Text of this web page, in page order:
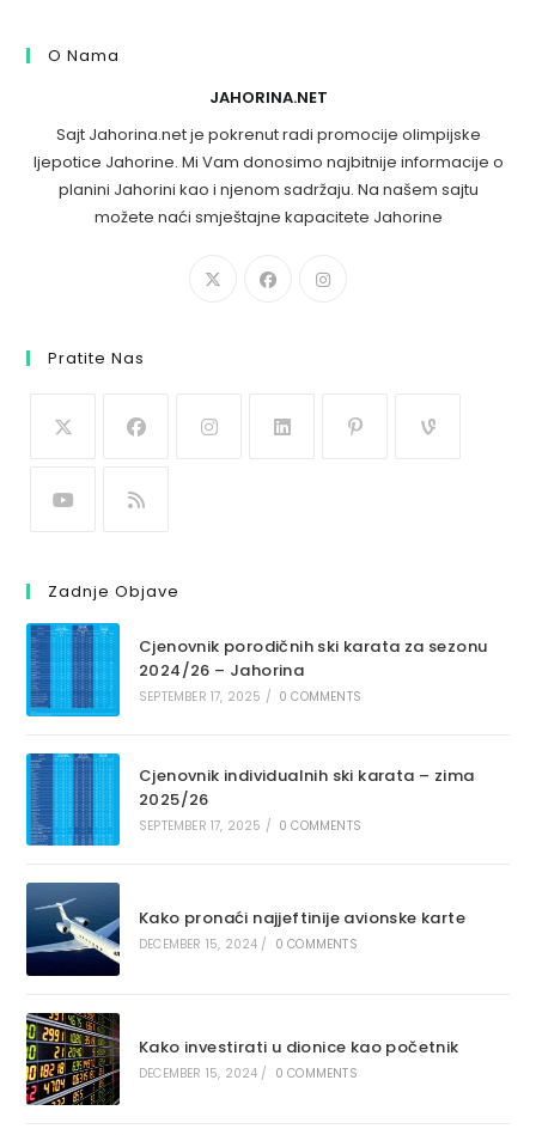
O Nama
JAHORINA.NET
Sajt Jahorina.net je pokrenut radi promocije olimpijske
ljepotice Jahorine. Mi Vam donosimo najbitnije informacije o
planini Jahorini kao i njenom sadržaju. Na našem sajtu
možete naći smještajne kapacitete Jahorine
Pratite Nas
Zadnje Objave
Cjenovnik porodičnih ski karata za sezonu
2024/26 – Jahorina
SEPTEMBER 17, 2025 / 0 COMMENTS
Cjenovnik individualnih ski karata – zima
2025/26
SEPTEMBER 17, 2025 / 0 COMMENTS
Kako pronaći najjeftinije avionske karte
DECEMBER 15, 2024 / 0 COMMENTS
Kako investirati u dionice kao početnik
DECEMBER 15, 2024 / 0 COMMENTS